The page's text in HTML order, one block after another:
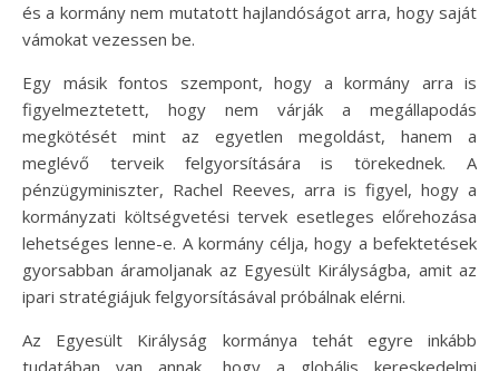
és a kormány nem mutatott hajlandóságot arra, hogy saját
vámokat vezessen be.
Egy másik fontos szempont, hogy a kormány arra is
figyelmeztetett, hogy nem várják a megállapodás
megkötését mint az egyetlen megoldást, hanem a
meglévő terveik felgyorsítására is törekednek. A
pénzügyminiszter, Rachel Reeves, arra is figyel, hogy a
kormányzati költségvetési tervek esetleges előrehozása
lehetséges lenne-e. A kormány célja, hogy a befektetések
gyorsabban áramoljanak az Egyesült Királyságba, amit az
ipari stratégiájuk felgyorsításával próbálnak elérni.
Az Egyesült Királyság kormánya tehát egyre inkább
tudatában van annak, hogy a globális kereskedelmi